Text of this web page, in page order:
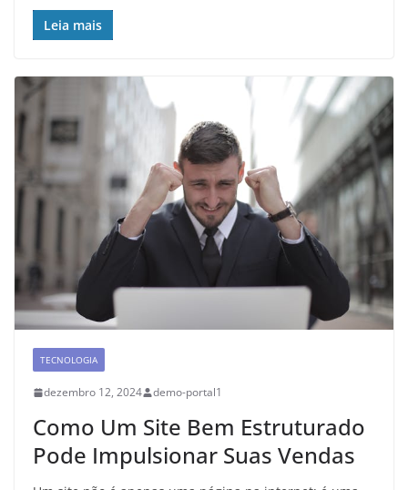
Leia mais
TECNOLOGIA
dezembro 12, 2024 demo-portal1
Como Um Site Bem Estruturado
Pode Impulsionar Suas Vendas